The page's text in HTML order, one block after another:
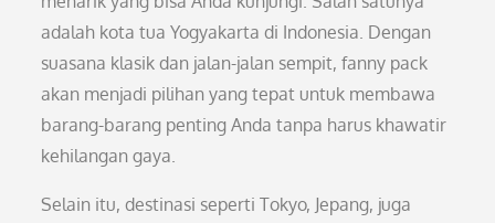
adalah kota tua Yogyakarta di Indonesia. Dengan
suasana klasik dan jalan-jalan sempit, fanny pack
akan menjadi pilihan yang tepat untuk membawa
barang-barang penting Anda tanpa harus khawatir
kehilangan gaya.
Selain itu, destinasi seperti Tokyo, Jepang, juga